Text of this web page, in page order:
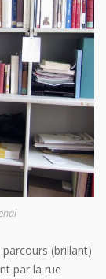
(brillant)
par la rue